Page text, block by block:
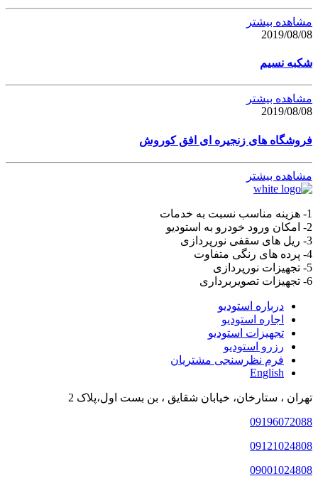
مشاهده بیشتر
2019/08/08
شکبه نسیم
مشاهده بیشتر
2019/08/08
فروشگاه های زنجیره ای افق کوروش
مشاهده بیشتر
1- هزینه مناسب نسبت به خدمات
2- امکان ورود خودرو به استودیو
3- ریل های سقفی نورپردازی
4- پرده های رنگی متفاوت
5- تجهیزات نورپردازی
6- تجهیزات تصویربرداری
درباره استودیو
اجاره استودیو
تجهیزات استودیو
رزرو استودیو
فرم نظرسنجی مشتریان
English
تهران ، ستارخان، خیابان شقایق ، بن بست اول،پلاک 2
09196072088
09121024808
09001024808